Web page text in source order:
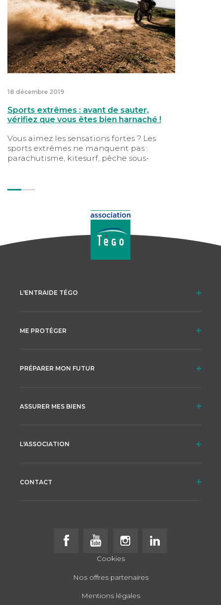
18 décembre 2019
Sports extrêmes : avant de sauter,
vérifiez que vous êtes bien harnaché !
Vous aimez les sensations fortes ? Les
sports extrêmes ne manquent pas :
parachutisme, kitesurf, pêche sous-
généralement « à risques », d’où la
d’assurance. Une précaution
indispensable avant de vous lancer dans
une activité sportive intensive.
L'ENTRAIDE TÉGO
ME PROTÉGER
PRÉPARER MON FUTUR
ASSURER MES BIENS
L'ASSOCIATION
CONTACT
Cookies
Nos offres partenaires
Mentions légales
Follow us on Facebook
Follow us on Youtube
Follow us on Instagram
Follow us on